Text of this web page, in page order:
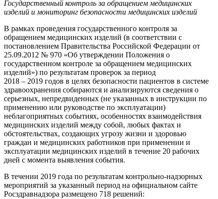
Государственный контроль за обращением медицинских
изделий и мониторинг безопасности медицинских изделий
В рамках проведения государственного контроля за
обращением медицинских изделий (в соответствии с
постановлением Правительства Российской Федерации от
25.09.2012 № 970 «Об утверждении Положения о
государственном контроле за обращением медицинских
изделий») по результатам проверок за период
2018 – 2019 годов в целях безопасности пациентов в системе
здравоохранения собираются и анализируются сведения о
серьезных, непредвиденных (не указанных в инструкции по
применению или руководстве по эксплуатации)
неблагоприятных событиях, особенностях взаимодействия
медицинских изделий между собой, любых фактах и
обстоятельствах, создающих угрозу жизни и здоровью
граждан и медицинских работников при применении и
эксплуатации медицинских изделий в течение 20 рабочих
дней с момента выявления события.
В течении 2019 года по результатам контрольно-надзорных
мероприятий за указанный период на официальном сайте
Росздравнадзора размещено 718 решений: